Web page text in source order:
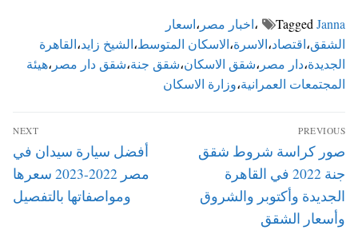
TaggedJanna ،اخبار مصر ،اسعار
الشقق،اقتصاد،الاسرة،الاسكان المتوسط،الشيخ زايد،القاهرة
الجديدة،دار مصر ،شقق الاسكان،شقق جنة،شقق دار مصر ،هيئة
المجتمعات العمرانية،وزارة الاسكان
تصفّح
المقالات
PREVIOUS
Previous
post:
صور كراسة شروط شقق
جنة 2022 في القاهرة
الجديدة وأكتوبر والشروق
وأسعار الشقق
NEXT
Next
أفضل سيارة سيدان في
مصر 2022-2023 سعرها
ومواصفاتها بالتفصيل